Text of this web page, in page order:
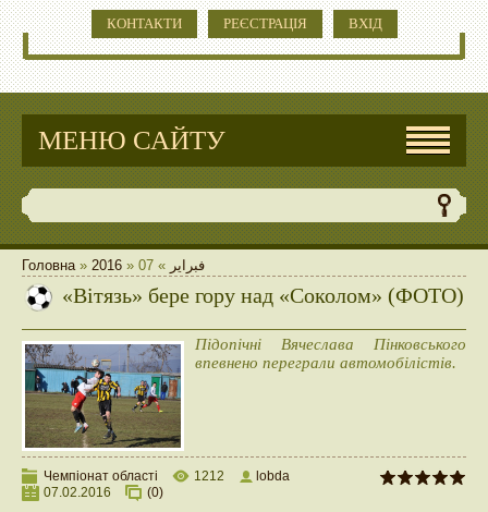
КОНТАКТИ РЕЄСТРАЦІЯ ВХІД
МЕНЮ САЙТУ
Головна» 2016 » فبراير »
07
«Вітязь» бере гору над «Соколом» (ФОТО)
Підопічні Вячеслава Пінковського
впевнено переграли автомобілістів.
Чемпіонат області 1212
lobda
07.02.2016
(0)